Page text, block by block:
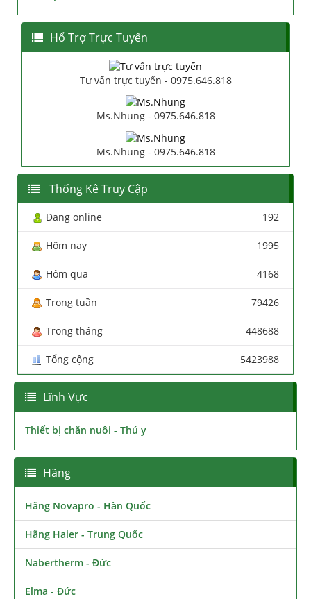
Hổ Trợ Trực Tuyến
Tư vấn trực tuyến - 0975.646.818
Ms.Nhung - 0975.646.818
Ms.Nhung - 0975.646.818
Thống Kê Truy Cập
Đang online 192
Hôm nay 1995
Hôm qua 4168
Trong tuần 79426
Trong tháng 448688
Tổng cộng 5423988
Lĩnh Vực
Thiết bị chăn nuôi - Thú y
Hãng
Hãng Novapro - Hàn Quốc
Hãng Haier - Trung Quốc
Nabertherm - Đức
Elma - Đức